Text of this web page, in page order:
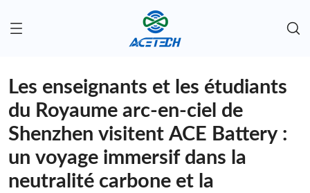
Les enseignants et les étudiants
du Royaume arc-en-ciel de
Shenzhen visitent ACE Battery :
un voyage immersif dans la
neutralité carbone et la